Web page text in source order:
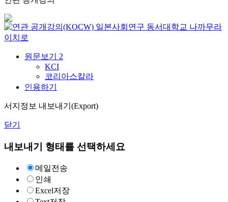
일본사회연구 동서대학교 나까무라
이치로
원문보기 2
KCI
코리아스칼라
인용하기
서지정보 내보내기(Export)
닫기
내보내기 형태를 선택하세요
메일전송
인쇄
Excel저장